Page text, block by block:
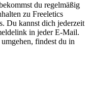
du regelmäßig
zu Freeletics
Du kannst dich jederzeit
in jeder E-Mail.
findest du in